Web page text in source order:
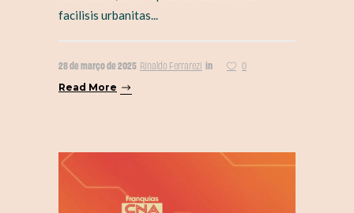
facilisis urbanitas...
28 de março de 2025 Rinaldo Ferrarezi in
0
Read More